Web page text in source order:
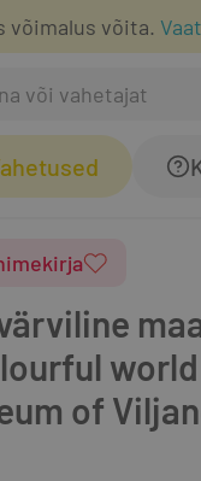
võimalus võita.
of